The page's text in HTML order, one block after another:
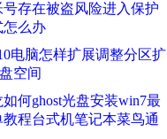
号存在被盗风险进入保护
怎么办
电脑怎样扩展调整分区扩
空间
何ghost光盘安装win7最
教程台式机笔记本菜鸟通